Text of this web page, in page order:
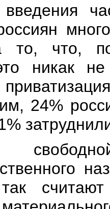
введения
то, что,
никак
24%